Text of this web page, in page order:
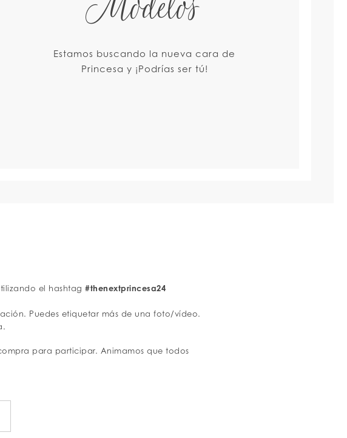
Modelos
Estamos buscando la nueva cara de
Princesa y ¡Podrías ser tú!
el hashtag #thenextprincesa24
Puedes etiquetar más de una foto/vídeo.
para participar. Animamos que todos